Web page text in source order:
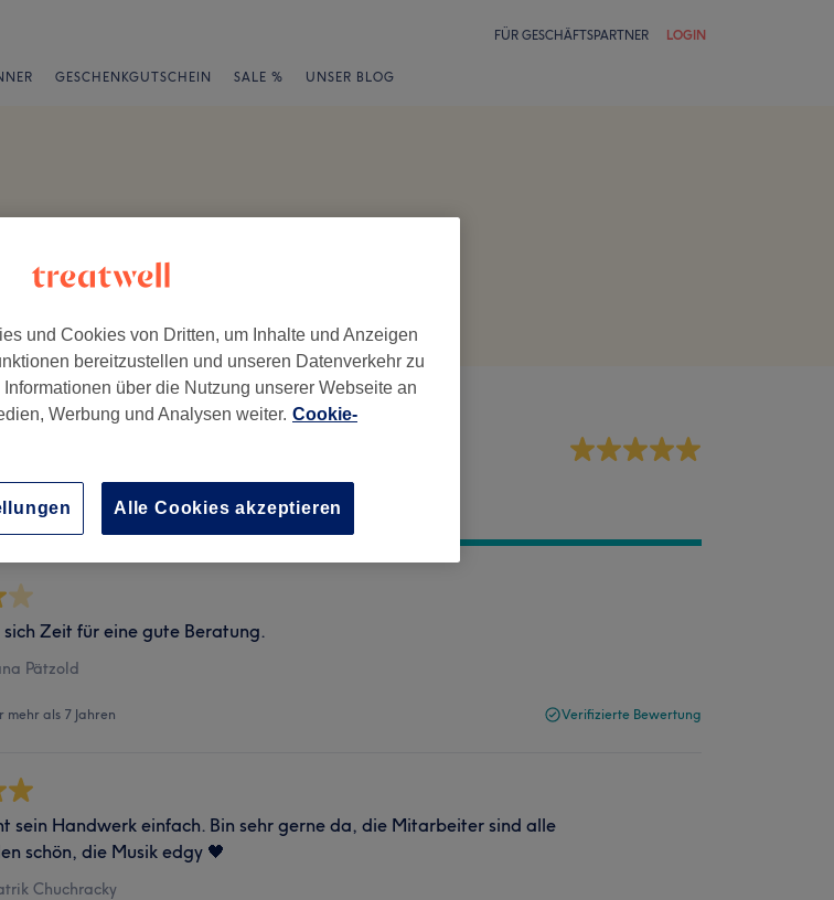
FÜR GESCHÄFTSPARTNER LOGIN
GESCHENKGUTSCHEIN SALE % UNSER BLOG
sich Zeit für eine gute Beratung.
Pätzold
mehr als 7 Jahren Verifizierte Bewertung
sein Handwerk einfach. Bin sehr gerne da, die Mitarbeiter sind alle
schön, die Musik edgy 🖤
Chuchracky
und Cookies von Dritten, um Inhalte und Anzeigen
bereitzustellen und unseren Datenverkehr zu
über die Nutzung unserer Webseite an
Werbung und Analysen weiter. Cookie-
Alle Cookies akzeptieren